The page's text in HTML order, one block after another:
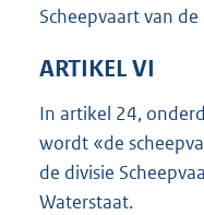
Scheepvaart van
ARTIKEL VI
In artikel 24,
wordt «de
de divisie
Waterstaat.